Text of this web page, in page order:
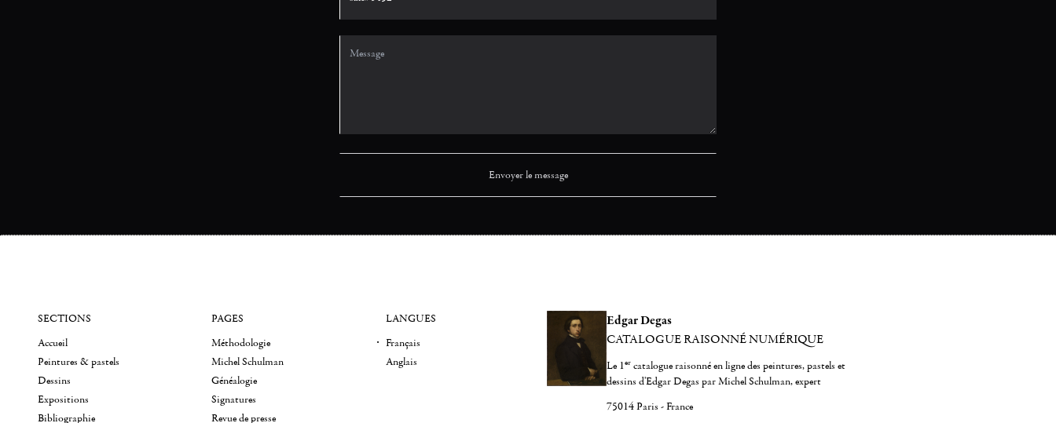
Edgar Degas
CATALOGUE RAISONNÉ NUMÉRIQUE
Le 1er catalogue raisonné en ligne des peintures, pastels et
dessins d'Edgar Degas par Michel Schulman, expert
75014 Paris - France
SECTIONS
Accueil
Peintures & pastels
Dessins
Expositions
Bibliographie
PAGES
Méthodologie
Michel Schulman
Généalogie
Signatures
Revue de presse
LANGUES
Français
Anglais